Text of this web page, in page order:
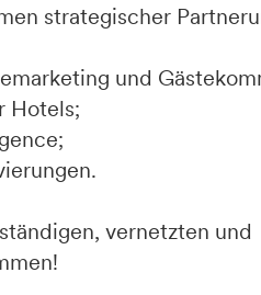
strategischer
und
Hotels;
vernetzten und